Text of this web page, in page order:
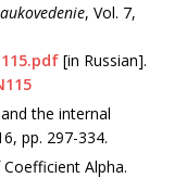
, Vol. 7,
[in Russian].
the internal
рр. 297-334.
Alpha.